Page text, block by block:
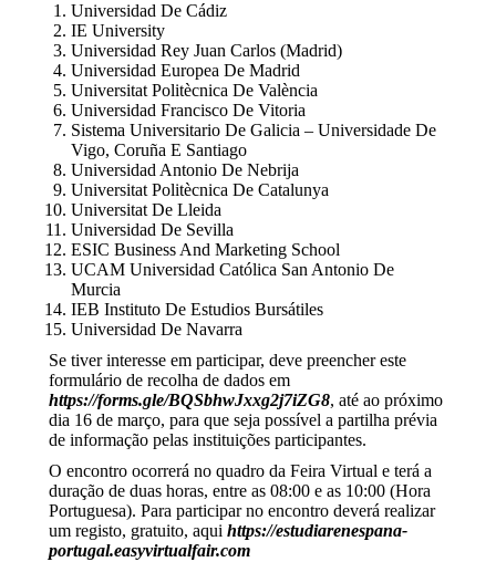
Universidad De Cádiz
IE University
Universidad Rey Juan Carlos (Madrid)
Universidad Europea De Madrid
Universitat Politècnica De València
Universidad Francisco De Vitoria
Sistema Universitario De Galicia – Universidade De
Vigo, Coruña E Santiago
Universidad Antonio De Nebrija
Universitat Politècnica De Catalunya
Universitat De Lleida
Universidad De Sevilla
ESIC Business And Marketing School
UCAM Universidad Católica San Antonio De
Murcia
IEB Instituto De Estudios Bursátiles
Universidad De Navarra
Se tiver interesse em participar, deve preencher este
formulário de recolha de dados em
https://forms.gle/BQSbhwJxxg2j7iZG8, até ao próximo
dia 16 de março, para que seja possível a partilha prévia
de informação pelas instituições participantes.
O encontro ocorrerá no quadro da Feira Virtual e terá a
duração de duas horas, entre as 08:00 e as 10:00 (Hora
Portuguesa). Para participar no encontro deverá realizar
um registo, gratuito, aqui https://estudiarenespana-
portugal.easyvirtualfair.com